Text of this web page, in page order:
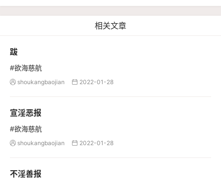
相关文章
跋
#欲海慈航
 shoukangbaojian  2022-01-28
宣淫恶报
#欲海慈航
 shoukangbaojian  2022-01-28
不淫善报